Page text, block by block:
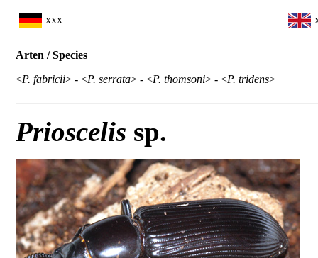
xxx
Arten / Species
<P. fabricii> - <P. serrata> - <P. thomsoni> - <P. tridens>
Prioscelis sp.